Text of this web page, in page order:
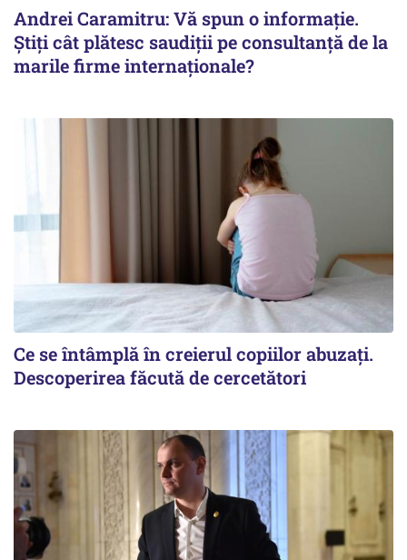
Andrei Caramitru: Vă spun o informație.
Știți cât plătesc saudiții pe consultanță de la
marile firme internaționale?
Ce se întâmplă în creierul copiilor abuzați.
Descoperirea făcută de cercetători